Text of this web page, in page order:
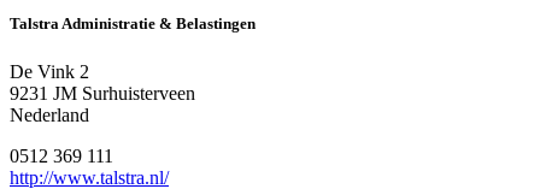
Talstra Administratie & Belastingen
De Vink 2
9231 JM Surhuisterveen
Nederland
0512 369 111
http://www.talstra.nl/